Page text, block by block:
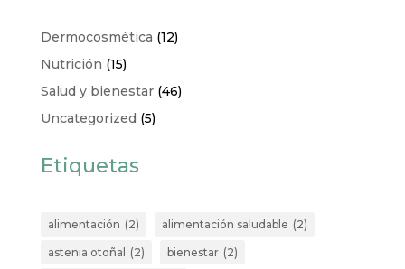
Dermocosmética (12)
Nutrición (15)
Salud y bienestar(46)
Uncategorized (5)
Etiquetas
alimentación (2) alimentación saludable (2)
astenia otoñal (2) bienestar (2)